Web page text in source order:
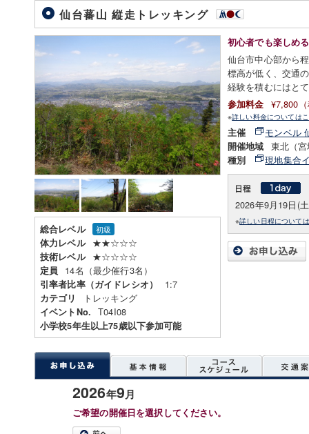
仙台蕃山 縦走トレッキング
総合レベル 初級
体力レベル ★★☆☆☆
技術レベル ★☆☆☆☆
定員 14名（最少催行3名）
引率者比率（ガイドレシオ） 1:7
カテゴリ トレッキング
イベントNo. T04I08
小学校5年生以上75歳以下参加可能
初心者でも楽しめ
仙台市中心部から
標高が低く、交通
経験を積むにはと
参加料金 ¥7,800
※詳しい料金については
主催 モンベル
開催地域 東北（
種別 現地集合
2026年9月19日(
※詳しい日程について
2026年9月
ご希望の開催日を選択してください。